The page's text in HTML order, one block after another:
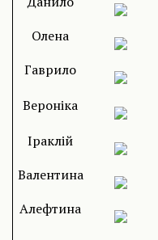
Олена
Гаврило
Вероніка
Іраклій
Валентина
Алефтина